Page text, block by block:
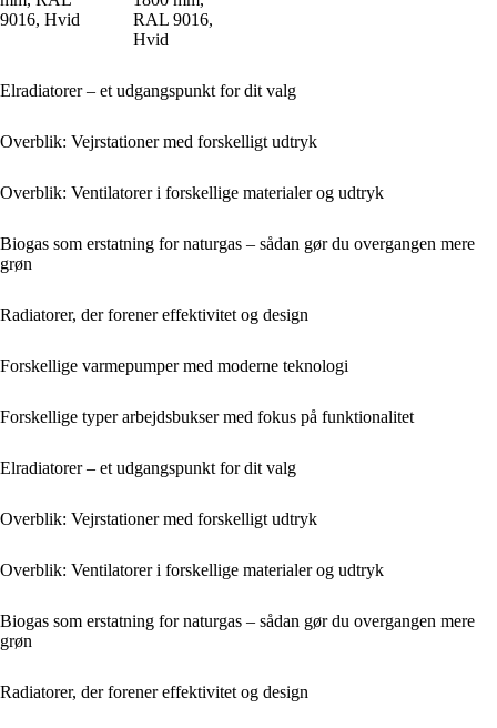
9016, Hvid
RAL 9016,
Hvid
Elradiatorer – et udgangspunkt for dit valg
Overblik: Vejrstationer med forskelligt udtryk
Overblik: Ventilatorer i forskellige materialer og udtryk
Biogas som erstatning for naturgas – sådan gør du overgangen mere
grøn
Radiatorer, der forener effektivitet og design
Forskellige varmepumper med moderne teknologi
Forskellige typer arbejdsbukser med fokus på funktionalitet
Elradiatorer – et udgangspunkt for dit valg
Overblik: Vejrstationer med forskelligt udtryk
Overblik: Ventilatorer i forskellige materialer og udtryk
Biogas som erstatning for naturgas – sådan gør du overgangen mere
grøn
Radiatorer, der forener effektivitet og design